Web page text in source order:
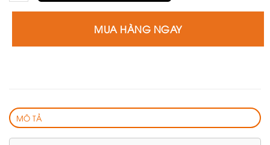
MUA HÀNG NGAY
MÔ TẢ